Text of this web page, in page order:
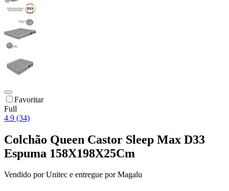
Favoritar
Full
4.9 (34)
Colchão Queen Castor Sleep Max D33
Espuma 158X198X25Cm
Vendido porUnitec e entregue por Magalu